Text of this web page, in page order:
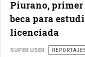
Piurano, primer
beca para
licenciada
SUPER USER